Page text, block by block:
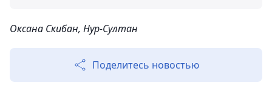
Оксана Скибан, Нур-Султан
Поделитесь новостью